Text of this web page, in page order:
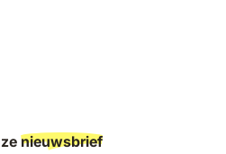
nieuwsbrief